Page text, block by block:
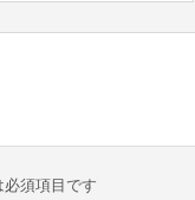
須項目です